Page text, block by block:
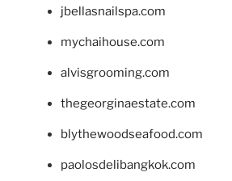
jbellasnailspa.com
mychaihouse.com
alvisgrooming.com
thegeorginaestate.com
blythewoodseafood.com
paolosdelibangkok.com